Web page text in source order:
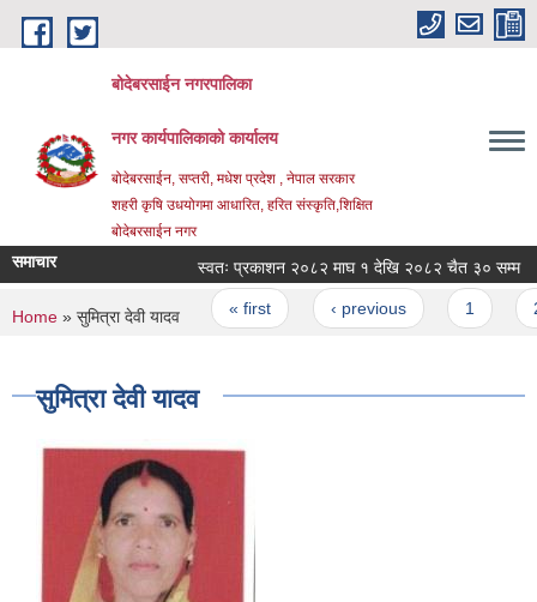
Skip to main content
बोदेबरसाईन नगरपालिका
नगर कार्यपालिकाको कार्यालय
बोदेबरसाईन, सप्तरी, मधेश प्रदेश , नेपाल सरकार
शहरी कृषि उधयोगमा आधारित, हरित संस्कृति,शिक्षित
बोदेबरसाईन नगर
समाचार स्वतः प्रकाशन २०८२ माघ १ देखि २०८२ चैत ३० सम्म
Pages
« first ‹ previous
You are here
Home » सुमित्रा देवी यादव
सुमित्रा देवी यादव